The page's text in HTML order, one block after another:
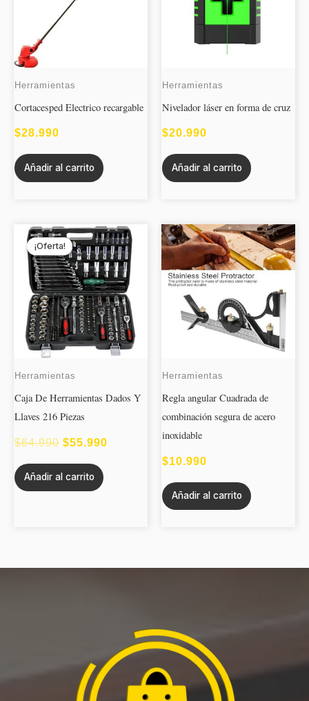
Herramientas
Cortacesped Electrico recargable
$28.990
Añadir al carrito
Herramientas
Nivelador láser en forma de cruz
$20.990
Añadir al carrito
¡Oferta!
¡Oferta!
Herramientas
Caja De Herramientas Dados Y
Llaves 216 Piezas
$64.990
EL
PRECIO
ORIGINAL
ERA:
$64.990.
$55.990
EL
PRECIO
ACTUAL
ES:
$55.990.
Añadir al carrito
Herramientas
Regla angular Cuadrada de
combinación segura de acero
inoxidable
$10.990
Añadir al carrito